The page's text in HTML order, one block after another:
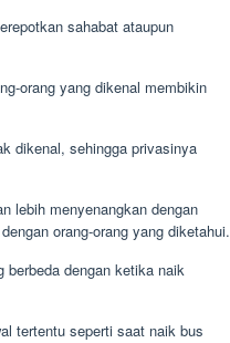
sahabat ataupun
orang yang dikenal membikin
dikenal, sehingga privasinya
lebih menyenangkan dengan
orang-orang yang diketahui.
berbeda dengan ketika naik
tertentu seperti saat naik bus